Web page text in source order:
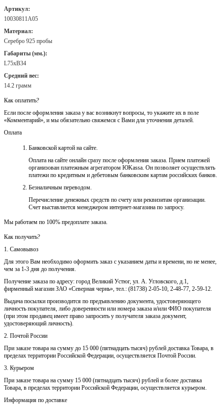
Артикул:
10030811А05
Материал:
Серебро 925 пробы
Габариты (мм.):
L75хB34
Средний вес:
14.2 грамм
Как оплатить?
Если после оформления заказа у вас возникнут вопросы, то укажите их в поле
«Комментарий», и мы обязательно свяжемся с Вами для уточнения деталей.
Оплата
Банковской картой на сайте.
Оплата на сайте онлайн сразу после оформления заказа. Прием платежей
организован платежным агрегатором ЮKassa. Он позволяет осуществлять
платежи по кредитным и дебетовым банковским картам российских банков.
Безналичным переводом.
Перечисление денежных средств по счету или реквизитам организации.
Счет выставляется менеджером интернет-магазина по запросу.
Мы работаем по 100% предоплате заказа.
Как получить?
1. Самовывоз
Для этого Вам необходимо оформить заказ с указанием даты и времени, но не менее,
чем за 1-3 дня до получения.
Получение заказа по адресу: город Великий Устюг, ул. А. Угловского, д.1,
фирменный магазин ЗАО «Северная чернь», тел.: (81738) 2-05-10, 2-48-77, 2-59-12.
Выдача посылки производится по предъявлению документа, удостоверяющего
личность покупателя, либо доверенности или номера заказа и/или ФИО покупателя
(при этом продавец имеет право запросить у получателя заказа документ,
удостоверяющий личность).
2. Почтой России
При заказе товара на сумму до 15 000 (пятнадцать тысяч) рублей доставка Товара, в
пределах территории Российской Федерации, осуществляется Почтой России.
3. Курьером
При заказе товара на сумму 15 000 (пятнадцать тысяч) рублей и более доставка
Товара, в пределах территории Российской Федерации, осуществляется курьером.
Информация по доставке